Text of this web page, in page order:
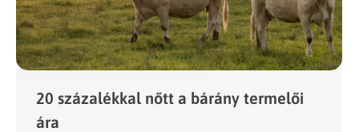
20 százalékkal nőtt a bárány termelői
ára